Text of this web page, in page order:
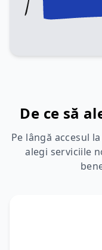
De ce să
Pe lângă accesul
alegi serviciile